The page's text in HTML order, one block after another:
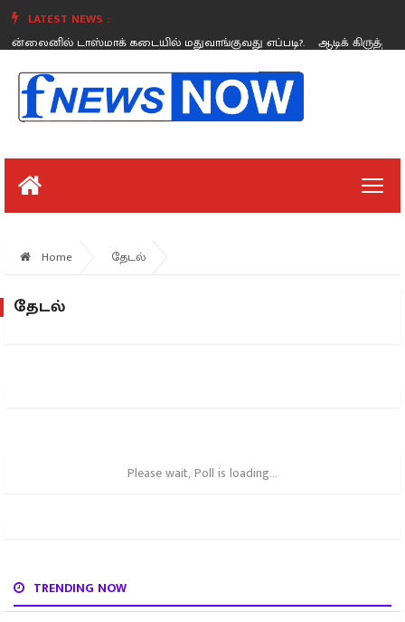
LATEST NEWS :
டாஸ்மாக் கடையில் மதுவாங்குவது எப்படி?.
ஆடிக்
Thursday, August 26
Home தேடல்
தேடல்
Please wait, Poll is loading...
TRENDING NOW